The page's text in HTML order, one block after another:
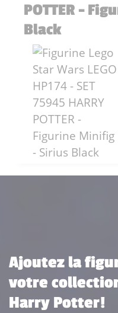
POTTER -
Black
Ajoutez la
votre
Harry Potter!